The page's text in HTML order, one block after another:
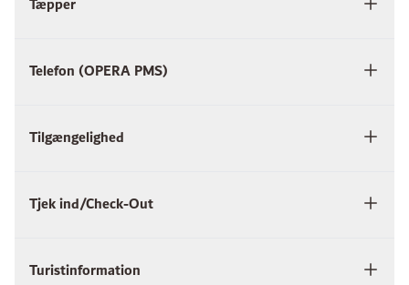
Tæpper
Telefon (OPERA PMS)
Tilgængelighed
Tjek ind/Check-Out
Turistinformation